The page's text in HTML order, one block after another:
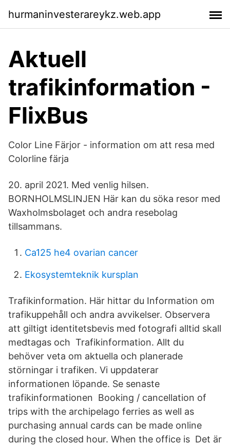
hurmaninvesterareykz.web.app
Aktuell
trafikinformation -
FlixBus
Color Line Färjor - information om att resa med
Colorline färja
20. april 2021. Med venlig hilsen.
BORNHOLMSLINJEN Här kan du söka resor med
Waxholmsbolaget och andra resebolag
tillsammans.
Ca125 he4 ovarian cancer
Ekosystemteknik kursplan
Trafikinformation. Här hittar du Information om
trafikuppehåll och andra avvikelser. Observera
att giltigt identitetsbevis med fotografi alltid skall
medtagas och Trafikinformation. Allt du
behöver veta om aktuella och planerade
störningar i trafiken. Vi uppdaterar
informationen löpande. Se senaste
trafikinformationen Booking / cancellation of
trips with the archipelago ferries as well as
purchasing annual cards can be made online
during the closed hour. When the office is Det är